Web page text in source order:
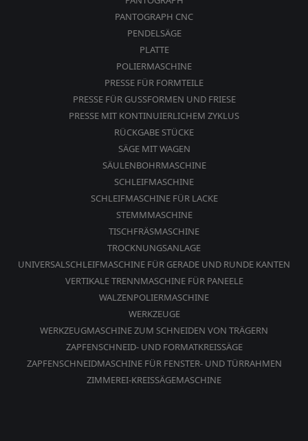
PANTOGRAPH CNC
PENDELSÄGE
PLATTE
POLIERMASCHINE
PRESSE FÜR FORMTEILE
PRESSE FÜR GUSSFORMEN UND FRIESE
PRESSE MIT KONTINUIERLICHEM ZYKLUS
RÜCKGABE STÜCKE
SÄGE MIT WAGEN
SÄULENBOHRMASCHINE
SCHLEIFMASCHINE
SCHLEIFMASCHINE FÜR LACKE
STEMMMASCHINE
TISCHFRÄSMASCHINE
TROCKNUNGSANLAGE
UNIVERSALSCHLEIFMASCHINE FÜR GERADE UND RUNDE KANTEN
VERTIKALE TRENNMASCHINE FÜR PANEELE
WALZENPOLIERMASCHINE
WERKZEUGE
WERKZEUGMASCHINE ZUM SCHNEIDEN VON TRÄGERN
ZAPFENSCHNEID- UND FORMATKREISSÄGE
ZAPFENSCHNEIDMASCHINE FÜR FENSTER- UND TÜRRAHMEN
ZIMMEREI-KREISSÄGEMASCHINE